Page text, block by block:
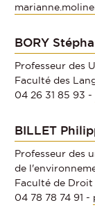
BORY
Professeur des
Faculté des
04 26 31 85 93 -
BILLET
Professeur des
de
Faculté de Droit
04 78 78 74 91 -